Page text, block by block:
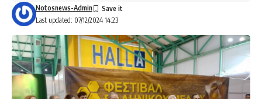
Last updated: 07/12/2024 14:23
Notosnews-Admin